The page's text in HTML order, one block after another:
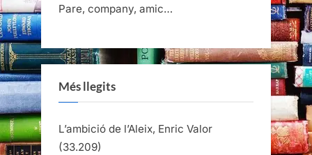
Pare, company, amic…
Més llegits
L’ambició de l’Aleix, Enric Valor
(33.209)